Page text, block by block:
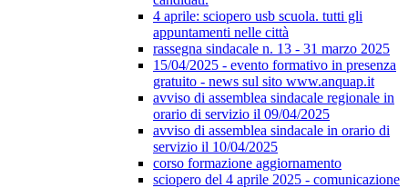
4 aprile: sciopero usb scuola. tutti gli
appuntamenti nelle città
rassegna sindacale n. 13 - 31 marzo 2025
15/04/2025 - evento formativo in presenza
gratuito - news sul sito www.anquap.it
avviso di assemblea sindacale regionale in
orario di servizio il 09/04/2025
avviso di assemblea sindacale in orario di
servizio il 10/04/2025
corso formazione aggiornamento
sciopero del 4 aprile 2025 - comunicazione